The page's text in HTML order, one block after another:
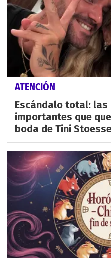
ATENCIÓN
Escándalo total: las
importantes que
boda de Tini